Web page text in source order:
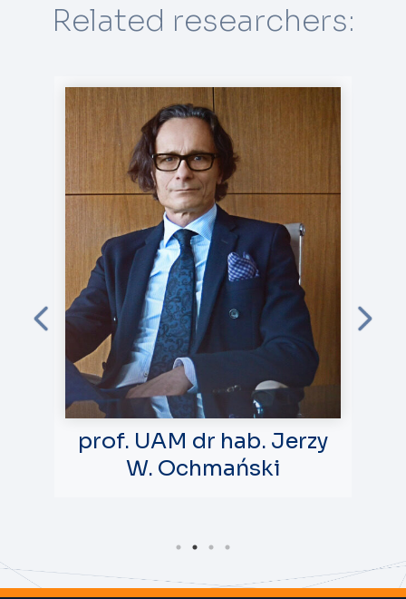
Related researchers:
prof. UAM dr hab. Jerzy
W. Ochmański